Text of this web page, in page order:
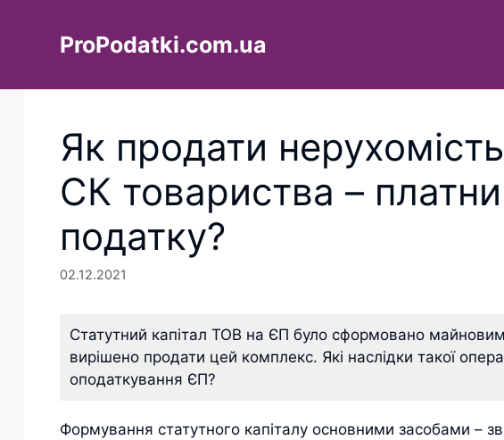
ProPodatki.com.ua
Як продати
СК товариства –
податку?
02.12.2021
Статутний капітал ТОВ на ЄП було сформовано
вирішено продати цей комплекс. Які наслідки такої
оподаткування ЄП?
Формування статутного капіталу основними засобами –